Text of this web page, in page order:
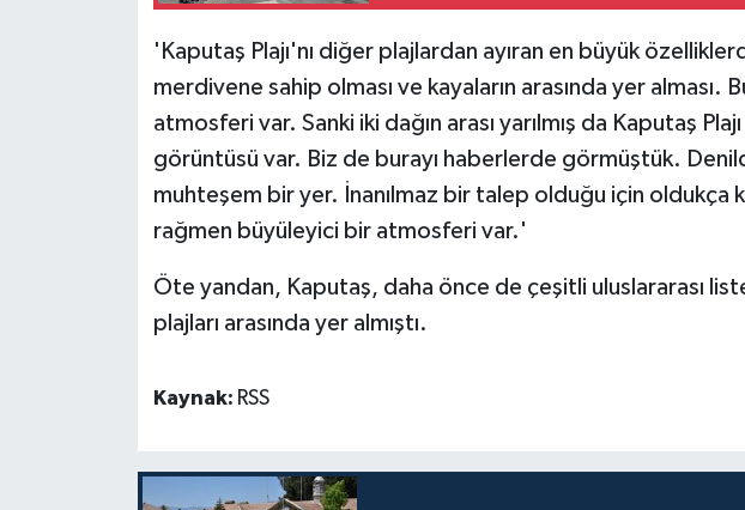
'Kaputaş Plajı'nı diğer plajlardan ayıran en büyük
merdivene sahip olması ve kayaların arasında yer alması.
atmosferi var. Sanki iki dağın arası yarılmış da Kaputaş
görüntüsü var. Biz de burayı haberlerde görmüştük.
muhteşem bir yer. İnanılmaz bir talep olduğu için oldukça
rağmen büyüleyici bir atmosferi var.'
Öte yandan, Kaputaş, daha önce de çeşitli uluslararası
plajları arasında yer almıştı.
Kaynak: RSS